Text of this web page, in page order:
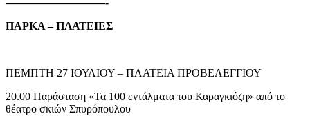
ΠΑΡΚΑ – ΠΛΑΤΕΙΕΣ
ΠΕΜΠΤΗ 27 ΙΟΥΛΙΟΥ – ΠΛΑΤΕΙΑ ΠΡΟΒΕΛΕΓΓΙΟΥ
20.00 Παράσταση «Τα 100 εντάλματα του Καραγκιόζη» από το
θέατρο σκιών Σπυρόπουλου